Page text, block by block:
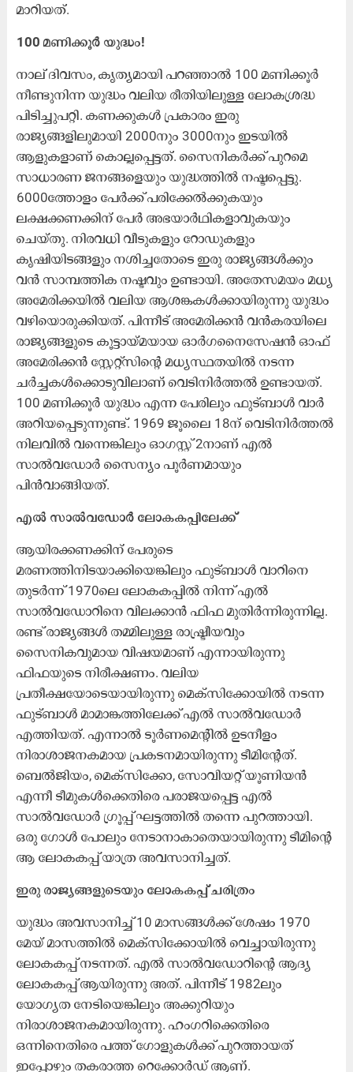
മാറിയത്.
100 മണിക്കൂർ യുദ്ധം!
നാല് ദിവസം, കൃത്യമായി പറഞ്ഞാൽ 100 മണിക്കൂർ
നീണ്ടുനിന്ന യുദ്ധം വലിയ രീതിയിലുള്ള ലോകശ്രദ്ധ
പിടിച്ചുപറ്റി. കണക്കുകൾ പ്രകാരം ഇരു
രാജ്യങ്ങളിലുമായി 2000നും 3000നും ഇടയിൽ
ആളുകളാണ് കൊല്ലപ്പെട്ടത്. സൈനികർക്ക് പുറമെ
സാധാരണ ജനങ്ങളെയും യുദ്ധത്തിൽ നഷ്ടപ്പെട്ടു.
6000ത്തോളം പേർക്ക് പരിക്കേൽക്കുകയും
ലക്ഷക്കണക്കിന് പേർ അഭയാർഥികളാവുകയും
ചെയ്തു. നിരവധി വീടുകളും റോഡുകളും
കൃഷിയിടങ്ങളും നശിച്ചതോടെ ഇരു രാജ്യങ്ങൾക്കും
വൻ സാമ്പത്തിക നഷ്ടവും ഉണ്ടായി. അതേസമയം മധ്യ
അമേരിക്കയിൽ വലിയ ആശങ്കകൾക്കായിരുന്നു യുദ്ധം
വഴിയൊരുക്കിയത്. പിന്നീട് അമേരിക്കൻ വൻകരയിലെ
രാജ്യങ്ങളുടെ കൂട്ടായ്മയായ ഓർഗനൈസേഷൻ ഓഫ്
അമേരിക്കൻ സ്റ്റേറ്റ്സിന്റെ മധ്യസ്ഥതയിൽ നടന്ന
ചർച്ചകൾക്കൊടുവിലാണ് വെടിനിർത്തൽ ഉണ്ടായത്.
100 മണിക്കൂർ യുദ്ധം എന്ന പേരിലും ഫുട്ബാൾ വാർ
അറിയപ്പെടുന്നുണ്ട്. 1969 ജൂലൈ 18ന് വെടിനിർത്തൽ
നിലവിൽ വന്നെങ്കിലും ഓഗസ്റ്റ് 2നാണ് എൽ
സാൽവഡോർ സൈന്യം പൂർണമായും
പിൻവാങ്ങിയത്.
എൽ സാൽവഡോർ ലോകകപ്പിലേക്ക്
ആയിരക്കണക്കിന് പേരുടെ
മരണത്തിനിടയാക്കിയെങ്കിലും ഫുട്ബാൾ വാറിനെ
തുടർന്ന് 1970ലെ ലോകകപ്പിൽ നിന്ന് എൽ
സാൽവഡോറിനെ വിലക്കാൻ ഫിഫ മുതിർന്നിരുന്നില്ല.
രണ്ട് രാജ്യങ്ങൾ തമ്മിലുള്ള രാഷ്ട്രീയവും
സൈനികവുമായ വിഷയമാണ് എന്നായിരുന്നു
ഫിഫയുടെ നിരീക്ഷണം. വലിയ
പ്രതീക്ഷയോടെയായിരുന്നു മെക്സിക്കോയിൽ നടന്ന
ഫുട്ബാൾ മാമാങ്കത്തിലേക്ക് എൽ സാൽവഡോർ
എത്തിയത്. എന്നാൽ ടൂർണമെന്റിൽ ഉടനീളം
നിരാശാജനകമായ പ്രകടനമായിരുന്നു ടീമിന്റേത്.
ബെൽജിയം, മെക്സിക്കോ, സോവിയറ്റ് യൂണിയൻ
എന്നീ ടീമുകൾക്കെതിരെ പരാജയപ്പെട്ട എൽ
സാൽവഡോർ ഗ്രൂപ്പ് ഘട്ടത്തിൽ തന്നെ പുറത്തായി.
ഒരു ഗോൾ പോലും നേടാനാകാതെയായിരുന്നു ടീമിന്റെ
ആ ലോകകപ്പ് യാത്ര അവസാനിച്ചത്.
ഇരു രാജ്യങ്ങളുടെയും ലോകകപ്പ് ചരിത്രം
യുദ്ധം അവസാനിച്ച് 10 മാസങ്ങൾക്ക് ശേഷം 1970
മേയ് മാസത്തിൽ മെക്സിക്കോയിൽ വെച്ചായിരുന്നു
ലോകകപ്പ് നടന്നത്. എൽ സാൽവഡോറിന്റെ ആദ്യ
ലോകകപ്പ് ആയിരുന്നു അത്. പിന്നീട് 1982ലും
യോഗ്യത നേടിയെങ്കിലും അക്കുറിയും
നിരാശാജനകമായിരുന്നു. ഹംഗറിക്കെതിരെ
ഒന്നിനെതിരെ പത്ത് ഗോളുകൾക്ക് പുറത്തായത്
ഇപ്പോഴും തകരാത്ത റെക്കോർഡ് ആണ്.